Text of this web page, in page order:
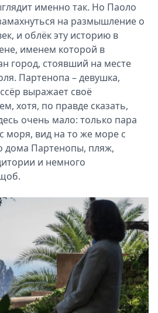
именно так. Но Паоло
на размышление о
и облёк эту историю в
именем которой в
город, стоявший на месте
Партенопа – девушка,
выражает своё
хотя, по правде сказать,
очень мало: только пара
моря, вид на то же море с
дома Партенопы, пляж,
и немного